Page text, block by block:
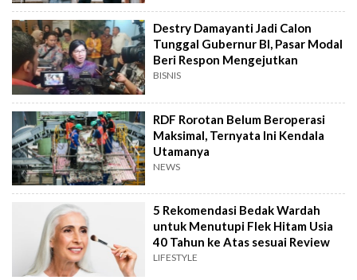
Destry Damayanti Jadi Calon
Tunggal Gubernur BI, Pasar Modal
Beri Respon Mengejutkan
BISNIS
RDF Rorotan Belum Beroperasi
Maksimal, Ternyata Ini Kendala
Utamanya
NEWS
5 Rekomendasi Bedak Wardah
untuk Menutupi Flek Hitam Usia
40 Tahun ke Atas sesuai Review
LIFESTYLE